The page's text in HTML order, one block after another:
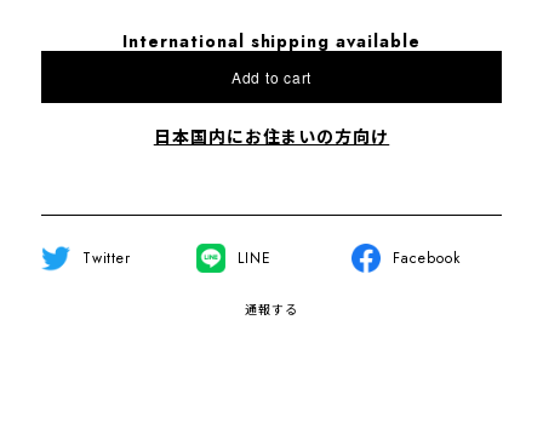
International shipping available
Add to cart
日本国内にお住まいの方向け
Twitter LINE Facebook
通報する